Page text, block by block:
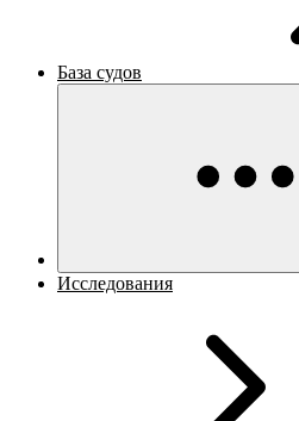
База судов
Исследования